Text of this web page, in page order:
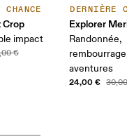
CHANCE
Crop
impact
€
DERNIÈRE
Explorer
Randonnée,
aventures
24,00 €